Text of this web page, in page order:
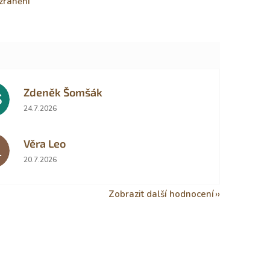
Zdeněk Šomšák
Hodnocení obchodu je 5 z 5 hvězdiček.
24.7.2026
Věra Leo
Hodnocení obchodu je 5 z 5 hvězdiček.
20.7.2026
Zobrazit další hodnocení